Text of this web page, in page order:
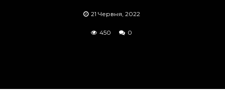
21 Червня, 2022
450 0